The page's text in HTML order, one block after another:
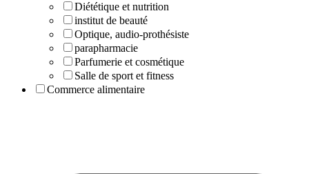
Diététique et nutrition
institut de beauté
Optique, audio-prothésiste
parapharmacie
Parfumerie et cosmétique
Salle de sport et fitness
Commerce alimentaire